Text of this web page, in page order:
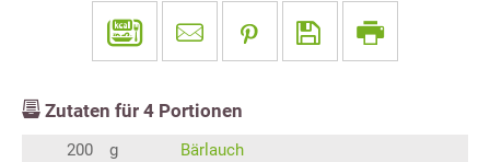
Zutaten für 4 Portionen
200 g
Bärlauch